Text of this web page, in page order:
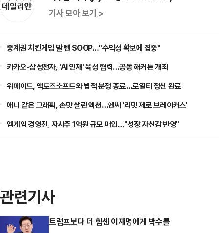
기사 모아 보기 >
중계권 치킨게임 발 뺀 SOOP…"수익성 확보에 집중"
카카오-삼성전자, 'AI 인재' 육성 협력…공동 해커톤 개최
위메이드, 액토즈소프트와 법적 분쟁 종료…로열티 정산 완료
애니 같은 그래픽, 손맛 살린 액션…엔씨 '리밋 제로 브레이커스'
엠게임 경영진, 자사주 1억원 규모 매입…"성장 자신감 반영"
관련기사
트럼프보다 더 힘센 이재명에게 박수를